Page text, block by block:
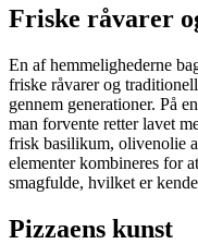
Friske råvarer
En af hemmelighederne
friske råvarer og
gennem generationer. På
man forvente retter lavet
frisk basilikum, olivenolie
elementer kombineres for
smagfulde, hvilket er
Pizzaens kunst